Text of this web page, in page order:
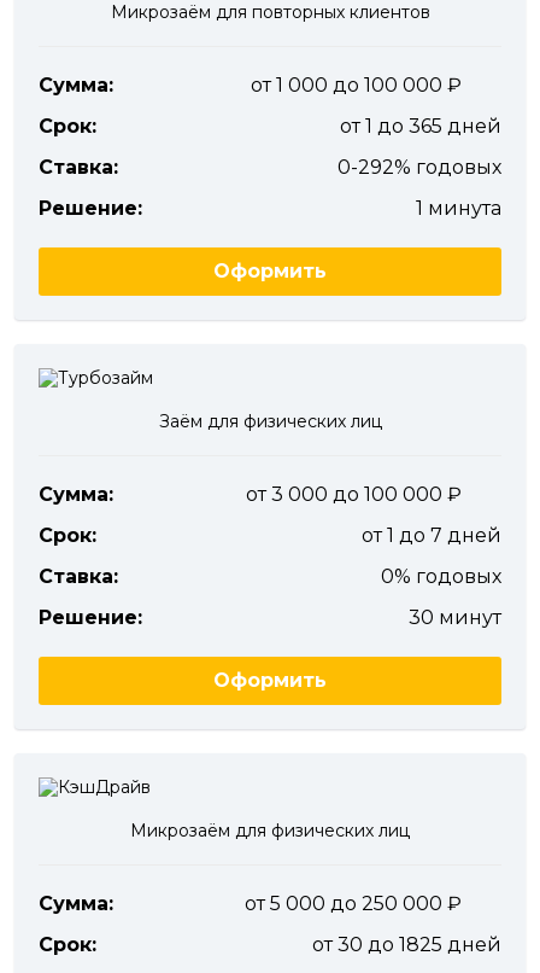
Микрозаём для повторных клиентов
Сумма:
от 1 000 до 100 000
Срок:
от 1 до 365 дней
Ставка:
0-292% годовых
Решение:
1 минута
Оформить
Заём для физических лиц
Сумма:
от 3 000 до 100 000
Срок:
от 1 до 7 дней
Ставка:
0% годовых
Решение:
30 минут
Оформить
Микрозаём для физических лиц
Сумма:
от 5 000 до 250 000
Срок:
от 30 до 1825 дней